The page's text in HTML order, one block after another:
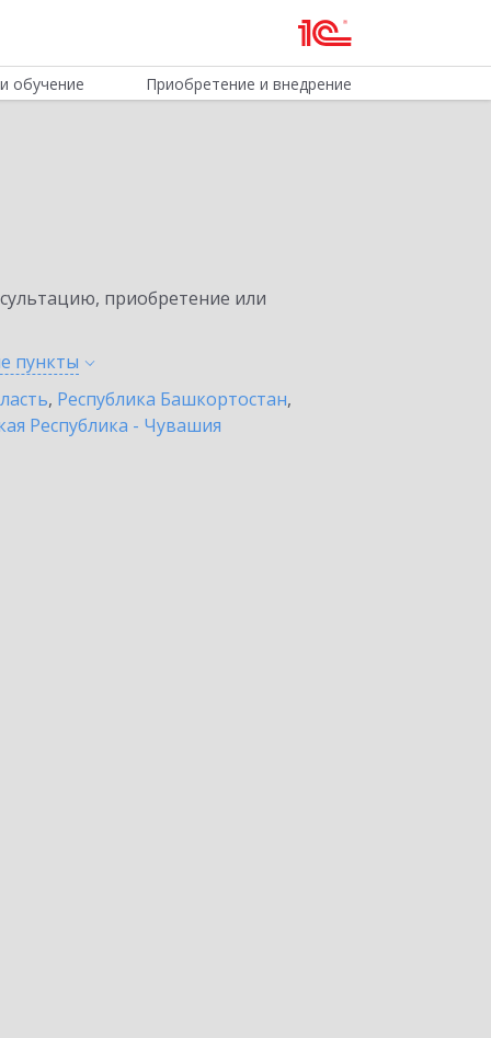
обучение Приобретение и внедрение
приобретение или
пункты
, Республика Башкортостан,
Республика - Чувашия